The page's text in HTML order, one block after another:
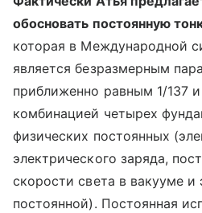
обосновать постоянную
которая в Международной
является безразмерным
приближенно равным 1/137
комбинацией четырех
физических постоянных
электрического заряда,
скорости света в вакууме и
постоянной). Постоянная